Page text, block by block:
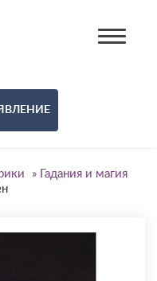
»
Гадания и магия